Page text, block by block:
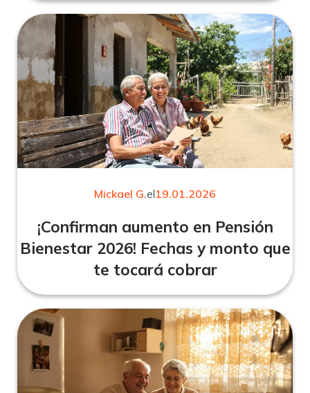
Mickael G.el19.01.2026
¡Confirman aumento en Pensión
Bienestar 2026! Fechas y monto que
te tocará cobrar